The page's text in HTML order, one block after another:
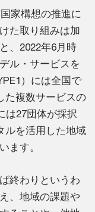
家構想の推進に
た取り組みは加
、2022年6月時
ル・サービスを
）には全国で
た複数サービスの
は27団体が採択
ルを活用した地域
ます。
終わりというわ
、地域の課題や